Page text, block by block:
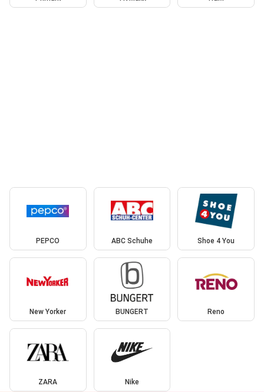
PEPCO ABC Schuhe Shoe 4 You
New Yorker BUNGERT Reno
ZARA Nike